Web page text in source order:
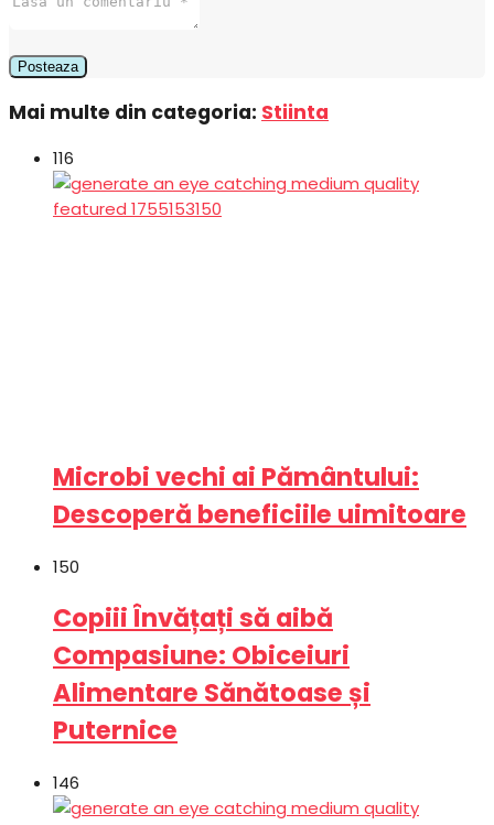
Mai multe din categoria: Stiinta
116
Microbi vechi ai Pământului:
Descoperă beneficiile uimitoare
150
Copiii Învățați să aibă
Compasiune: Obiceiuri
Alimentare Sănătoase și
Puternice
146